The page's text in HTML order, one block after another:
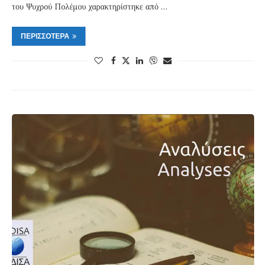
του Ψυχρού Πολέμου χαρακτηρίστηκε από …
ΠΕΡΙΣΣΌΤΕΡΑ